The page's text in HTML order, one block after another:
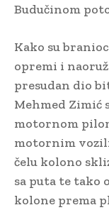
Budučinom
Kako su
opremi i
presudan dio
Mehmed Zimić
motornom
motornim
čelu kolono
sa puta te tako
kolone prema